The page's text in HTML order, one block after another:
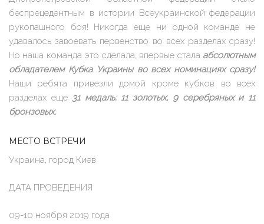
беспрецедентным в истории Всеукраинской федерации
рукопашного боя! Никогда еще ни одной команде не
удавалось завоевать первенство во всех разделах сразу!
Но наша команда это сделала, впервые стала абсолютным
обладателем Кубка Украины во всех номинациях сразу!
Наши ребята привезли домой кроме кубков во всех
разделах еще 31 медаль: 11 золотых, 9 серебряных и 11
бронзовых.
МЕСТО ВСТРЕЧИ
Украина, город Киев
ДАТА ПРОВЕДЕНИЯ
09-10 ноября 2019 года